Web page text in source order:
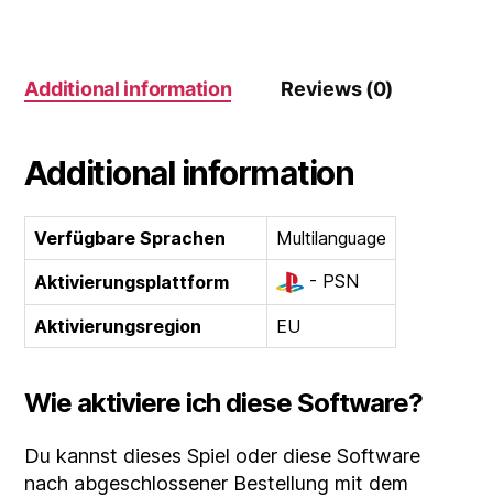
Additional information Reviews (0)
Additional information
Verfügbare Sprachen
Multilanguage
Aktivierungsplattform
- PSN
Aktivierungsregion EU
Wie aktiviere ich diese Software?
Du kannst dieses Spiel oder diese Software
nach abgeschlossener Bestellung mit dem